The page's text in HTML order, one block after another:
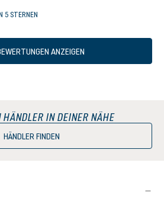
5 STERNEN
ANZEIGEN
HÄNDLER IN DEINER NÄHE
HÄNDLER FINDEN